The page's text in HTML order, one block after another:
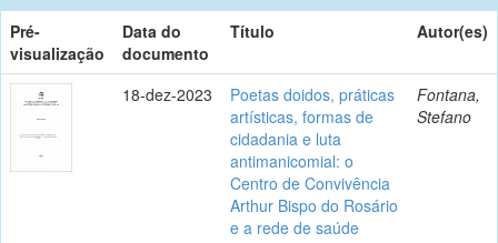
Pré-
visualização
Data do
documento
Título Autor(es)
18-dez-2023
Poetas doidos, práticas
artísticas, formas de
cidadania e luta
antimanicomial: o
Centro de Convivência
Arthur Bispo do Rosário
e a rede de saúde
Fontana,
Stefano